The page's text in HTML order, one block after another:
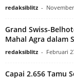
redaksiblitz -
Grand Swiss-
Mahal Agra dalam
redaksiblitz - Februari
Capai 2.656 Tamu